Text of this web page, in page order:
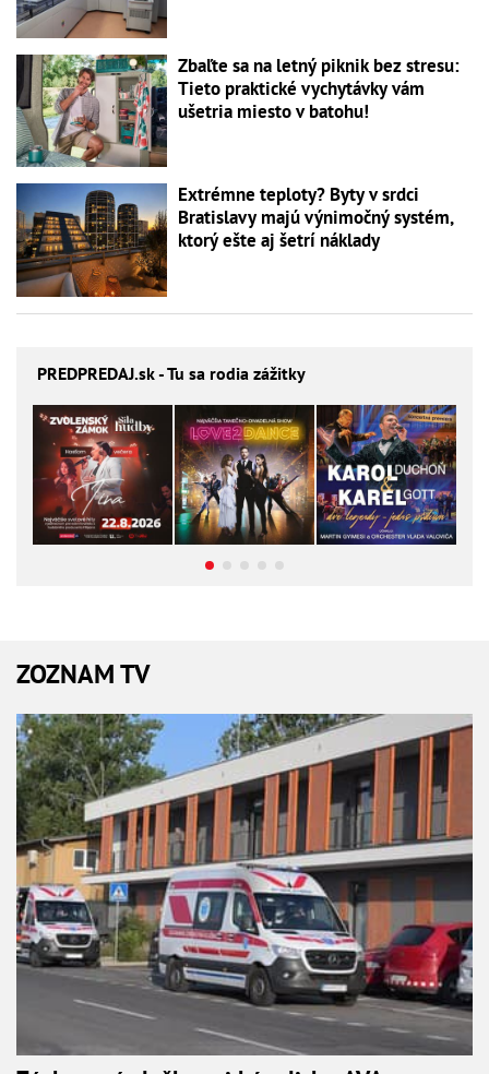
Zbaľte sa na letný piknik bez stresu:
Tieto praktické vychytávky vám
ušetria miesto v batohu!
Extrémne teploty? Byty v srdci
Bratislavy majú výnimočný systém,
ktorý ešte aj šetrí náklady
PREDPREDAJ.sk - Tu sa rodia zážitky
ZOZNAM TV